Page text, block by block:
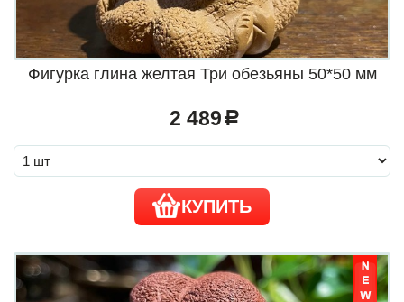
Фигурка глина желтая Три обезьяны 50*50 мм
2 489 a
КУПИТЬ